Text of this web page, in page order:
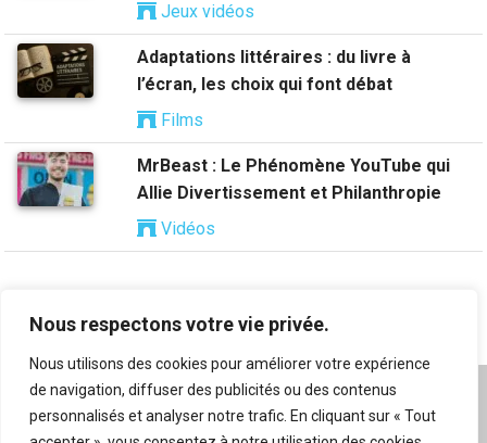
Nous respectons votre vie privée.
Nous utilisons des cookies pour améliorer votre expérience
de navigation, diffuser des publicités ou des contenus
personnalisés et analyser notre trafic. En cliquant sur « Tout
Jeux vidéos
Adaptations littéraires : du livre à
l’écran, les choix qui font débat
Films
MrBeast : Le Phénomène YouTube qui
Allie Divertissement et Philanthropie
Vidéos
A propos|Mentions légales|Conditions générales
d’utilisation|Flux RSS| Nos auteurs|Archives|